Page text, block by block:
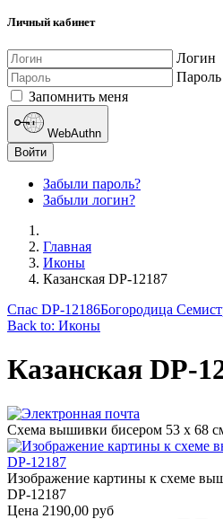
Личный кабинет
Логин
Пароль
Запомнить меня
WebAuthn
Войти
Забыли пароль?
Забыли логин?
Главная
Иконы
Казанская DP-12187
Спас DP-12186Богородица
Back to: Иконы
Казанская DP-
Схема вышивки бисером 53 х 68
Изображение картины к схеме
DP-12187
Цена 2190,00 руб